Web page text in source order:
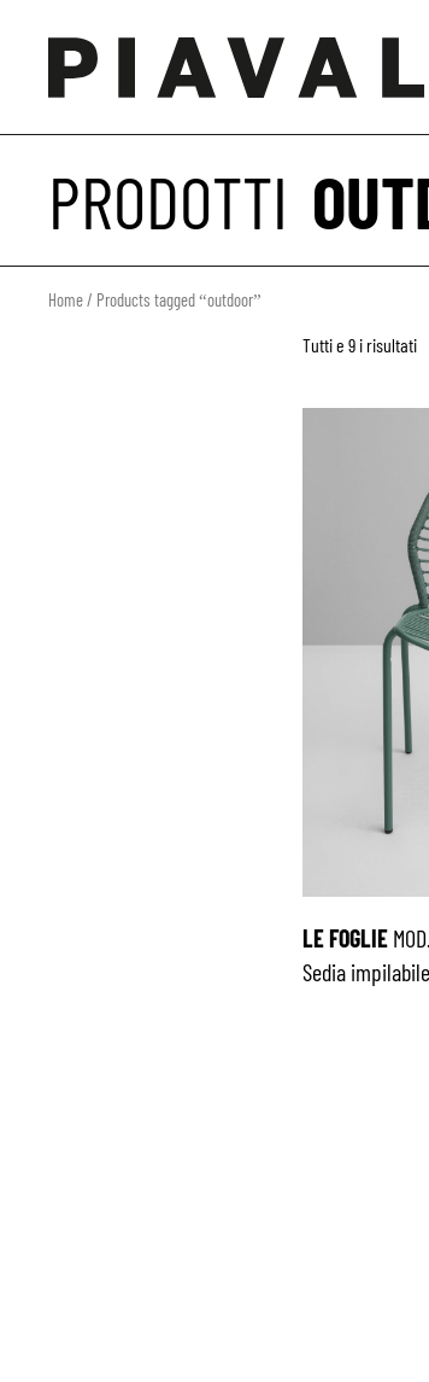
PRODOTTI
Home/ Products tagged “outdoor”
Tutti e 9 i risultati
LE FOGLIE
Sedia